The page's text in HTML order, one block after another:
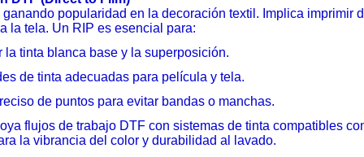
ganando popularidad en la decoración textil. Implica imprimir
la tela. Un RIP es esencial para:
la tinta blanca base y la superposición.
de tinta adecuadas para película y tela.
de puntos para evitar bandas o manchas.
flujos de trabajo DTF con sistemas de tinta compatibles
la vibrancia del color y durabilidad al lavado.